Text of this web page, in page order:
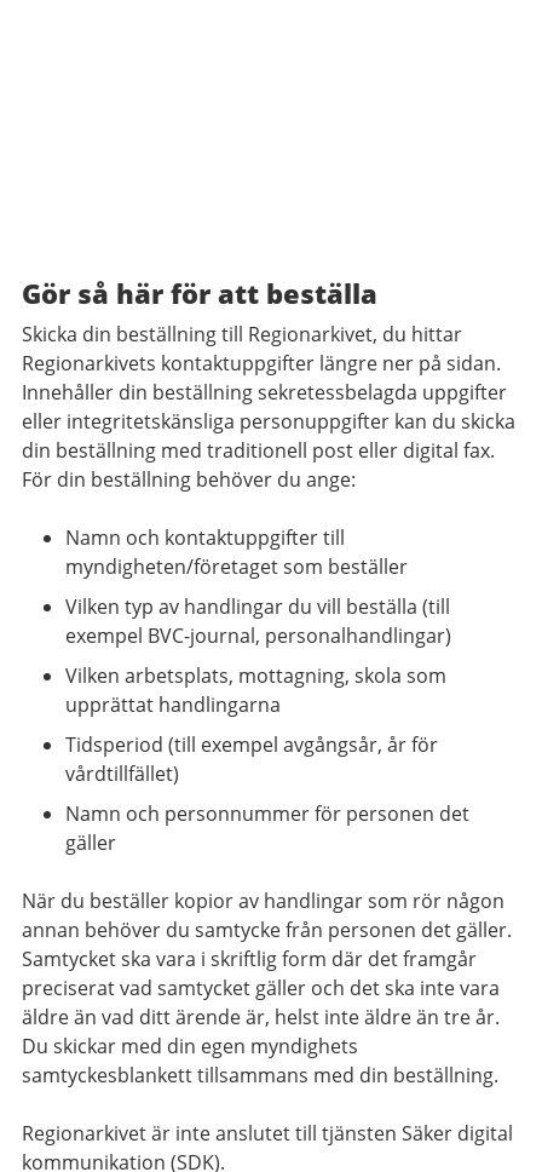
Gör så här för att beställa
Skicka din beställning till Regionarkivet, du hittar
Regionarkivets kontaktuppgifter längre ner på sidan.
Innehåller din beställning sekretessbelagda uppgifter
eller integritetskänsliga personuppgifter kan du skicka
din beställning med traditionell post eller digital fax.
För din beställning behöver du ange:
Namn och kontaktuppgifter till
myndigheten/företaget som beställer
Vilken typ av handlingar du vill beställa (till
exempel BVC-journal, personalhandlingar)
Vilken arbetsplats, mottagning, skola som
upprättat handlingarna
Tidsperiod (till exempel avgångsår, år för
vårdtillfället)
Namn och personnummer för personen det
gäller
När du beställer kopior av handlingar som rör någon
annan behöver du samtycke från personen det gäller.
Samtycket ska vara i skriftlig form där det framgår
preciserat vad samtycket gäller och det ska inte vara
äldre än vad ditt ärende är, helst inte äldre än tre år.
Du skickar med din egen myndighets
samtyckesblankett tillsammans med din beställning.
Regionarkivet är inte anslutet till tjänsten Säker digital
kommunikation (SDK).